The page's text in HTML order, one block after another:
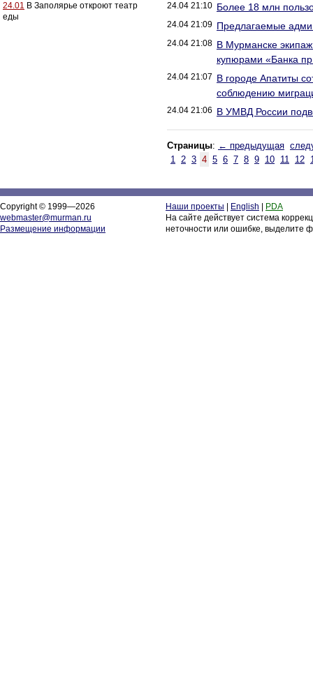
24.01 В Заполярье откроют театр
еды
24.04 21:10 Более 18 млн
24.04 21:09 Предлагаемые
24.04 21:08 В Мурманске
купюрами «Банка
24.04 21:07 В городе Апатиты
соблюдению
24.04 21:06 В УМВД России
Страницы: ← предыдущая
1 2 3 4 5 6 7 8 9 10 11 12
Copyright © 1999—2026
webmaster@murman.ru
Размещение информации
Наши проекты English
PDA
На сайте действует система
неточности или ошибке, выделите